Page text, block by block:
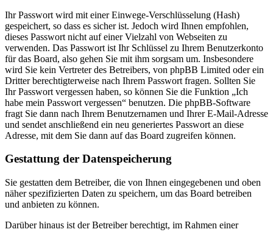
Ihr Passwort wird mit einer Einwege-Verschlüsselung (Hash)
gespeichert, so dass es sicher ist. Jedoch wird Ihnen empfohlen,
dieses Passwort nicht auf einer Vielzahl von Webseiten zu
verwenden. Das Passwort ist Ihr Schlüssel zu Ihrem Benutzerkonto
für das Board, also gehen Sie mit ihm sorgsam um. Insbesondere
wird Sie kein Vertreter des Betreibers, von phpBB Limited oder ein
Dritter berechtigterweise nach Ihrem Passwort fragen. Sollten Sie
Ihr Passwort vergessen haben, so können Sie die Funktion „Ich
habe mein Passwort vergessen“ benutzen. Die phpBB-Software
fragt Sie dann nach Ihrem Benutzernamen und Ihrer E-Mail-Adresse
und sendet anschließend ein neu generiertes Passwort an diese
Adresse, mit dem Sie dann auf das Board zugreifen können.
Gestattung der Datenspeicherung
Sie gestatten dem Betreiber, die von Ihnen eingegebenen und oben
näher spezifizierten Daten zu speichern, um das Board betreiben
und anbieten zu können.
Darüber hinaus ist der Betreiber berechtigt, im Rahmen einer